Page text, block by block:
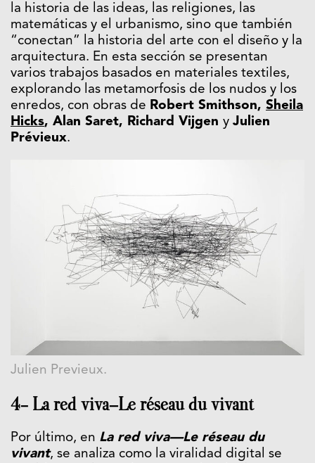
la historia de las ideas, las religiones, las
matemáticas y el urbanismo, sino que también
“conectan” la historia del arte con el diseño y la
arquitectura. En esta sección se presentan
varios trabajos basados ​​en materiales textiles,
explorando las metamorfosis de los nudos y los
enredos, con obras de Robert Smithson, Sheila
Hicks, Alan Saret, Richard Vijgen y Julien
Prévieux.
Julien Previeux.
4- La red viva—Le réseau du vivant
Por último, en La red viva—Le réseau du
vivant, se analiza como la viralidad digital se